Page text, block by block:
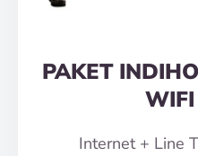
PAKET
WIFI
Internet + Line